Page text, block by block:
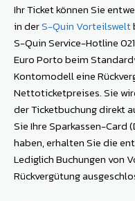
Ihr Ticket können Sie
in derS-Quin Vorteilswelt
S-Quin Service-Hotline
Euro Porto beim
Kontomodell eine
Nettoticketpreises. Sie
der Ticketbuchung direkt
Sie Ihre Sparkassen-Card
haben, erhalten Sie die
Lediglich Buchungen von
Rückvergütung